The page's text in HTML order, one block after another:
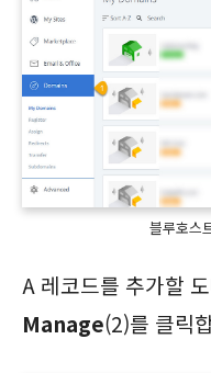
블루호스
A 레코드를 추가할
Manage(2)를 클릭